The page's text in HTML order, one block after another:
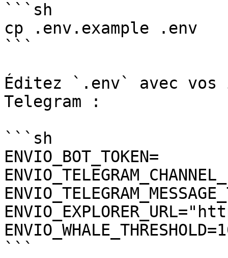
```sh
cp .env.example .env
```
Éditez `.env` avec
Telegram :
```sh
ENVIO_BOT_TOKEN=
```